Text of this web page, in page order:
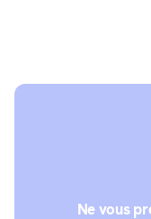
Ne vous